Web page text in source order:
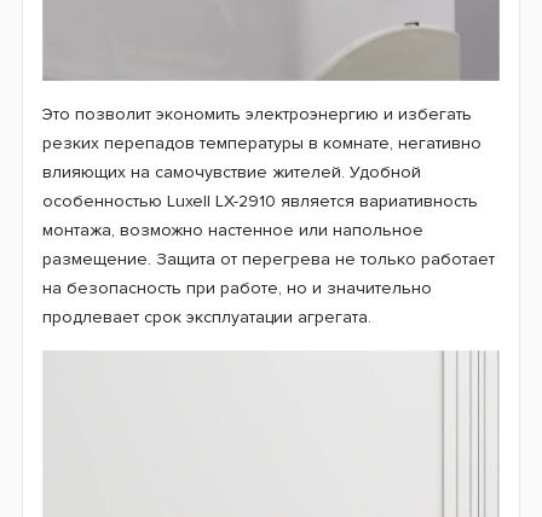
Это позволит экономить электроэнергию и избегать
резких перепадов температуры в комнате, негативно
влияющих на самочувствие жителей. Удобной
особенностью Luxell LX-2910 является вариативность
монтажа, возможно настенное или напольное
размещение. Защита от перегрева не только работает
на безопасность при работе, но и значительно
продлевает срок эксплуатации агрегата.